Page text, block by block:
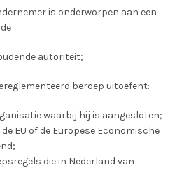
is onderworpen aan een
autoriteit;
beroep uitoefent:
waarbij hij is aangesloten;
EU of de Europese Economische
die in Nederland van